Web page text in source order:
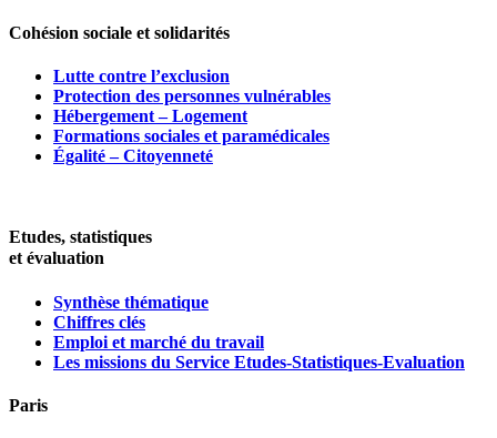
Cohésion sociale et solidarités
Lutte contre l’exclusion
Protection des personnes vulnérables
Hébergement – Logement
Formations sociales et paramédicales
Égalité – Citoyenneté
Etudes, statistiques
et évaluation
Synthèse thématique
Chiffres clés
Emploi et marché du travail
Les missions du Service Etudes-Statistiques-Evaluation
Paris